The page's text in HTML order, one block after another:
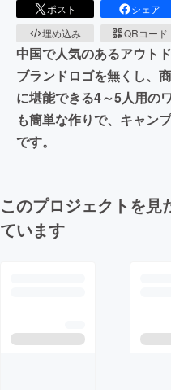
ポスト シェア
埋め込み
QRコード
中国で人気のあるアウト
ブランドロゴを無くし、
に堪能できる4～5人用の
も簡単な作りで、キャン
です。
このプロジェクトを見
ています